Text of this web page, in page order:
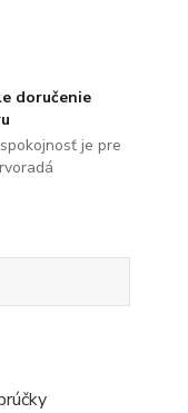
doručenie
je pre